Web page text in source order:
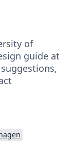
of
guide at